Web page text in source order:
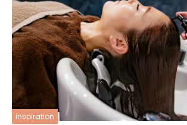
inspiration